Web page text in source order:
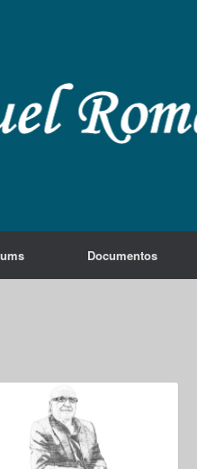
Documentos